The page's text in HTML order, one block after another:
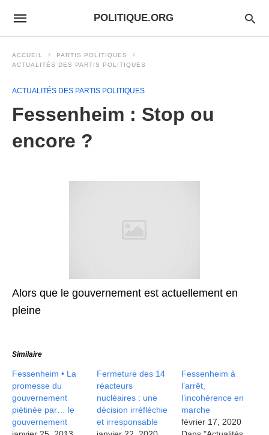
POLITIQUE.ORG
ACCUEIL
PARTIS POLITIQUES
ACTUALITÉS DES PARTIS POLITIQUES
ACTUALITÉS DES PARTIS POLITIQUES
Fessenheim : Stop ou
encore ?
Alors que le gouvernement est actuellement en
pleine
Similaire
Fessenheim • La
promesse du
gouvernement
piétinée par… le
gouvernement
Fermeture des 14
réacteurs
nucléaires : une
décision irréfléchie
et irresponsable
Fessenheim à
l’arrêt,
l’incohérence en
marche
février 17, 2020